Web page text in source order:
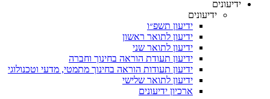
ידיעונים
ידיעונים
ידיעון תשפ״ו
ידיעון לתואר ראשון
ידיעון לתואר שני
ידיעון תעודת הוראה בחינוך וחברה
ידיעון תעודות הוראה בחינוך מתמטי, מדעי וטכנולוגי
ידיעון לתואר שלישי
ארכיון ידיעונים